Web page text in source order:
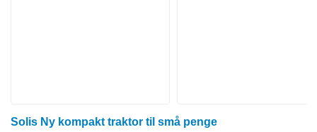
Solis Ny kompakt traktor til små penge